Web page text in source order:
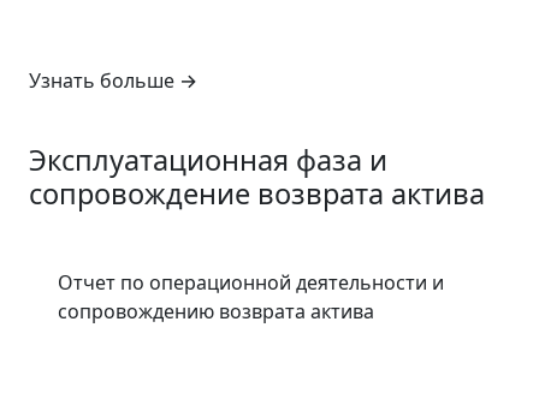
Узнать больше →
Эксплуатационная фаза и
сопровождение возврата актива
Отчет по операционной деятельности и
сопровождению возврата актива